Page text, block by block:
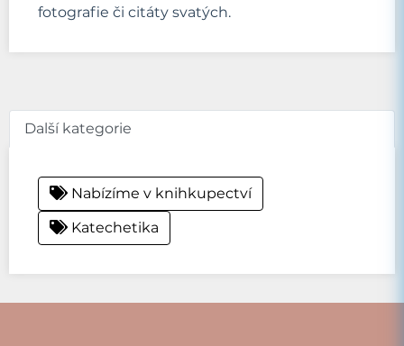
fotografie či citáty svatých.
Další kategorie
Nabízíme v knihkupectví
Katechetika